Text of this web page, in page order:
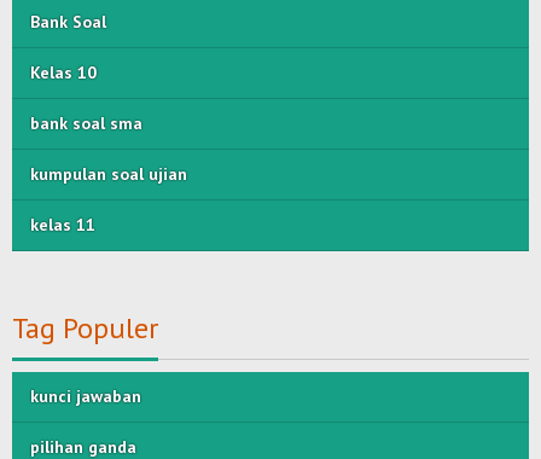
Bank Soal
Kelas 10
bank soal sma
kumpulan soal ujian
kelas 11
Tag Populer
kunci jawaban
pilihan ganda